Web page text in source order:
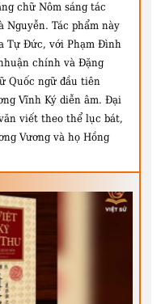
chữ Nôm sáng tác
Tác phẩm này
Tự Đức, với Phạm Đình
chính và Đặng
Quốc ngữ đầu tiên
Vĩnh Ký diễn âm. Đại
viết theo thể lục bát,
Vương và họ Hồng